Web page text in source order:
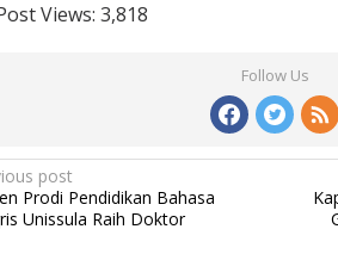
Views: 3,818
Follow Us
post
Prodi Pendidikan Bahasa
Unissula Raih Doktor